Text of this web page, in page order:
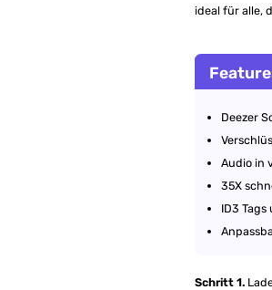
ideal für alle,
Deezer
Audio in
35X
ID3
Schritt 1.